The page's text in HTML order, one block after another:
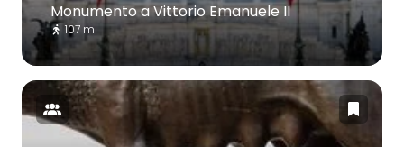
Monumento a Vittorio Emanuele II
107 m